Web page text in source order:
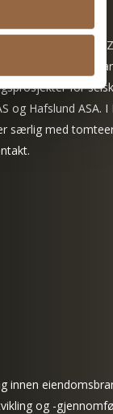
bakgrunn fra DTZ
hvor han
for
og Hafslund ASA. I
særlig med
innen
og -